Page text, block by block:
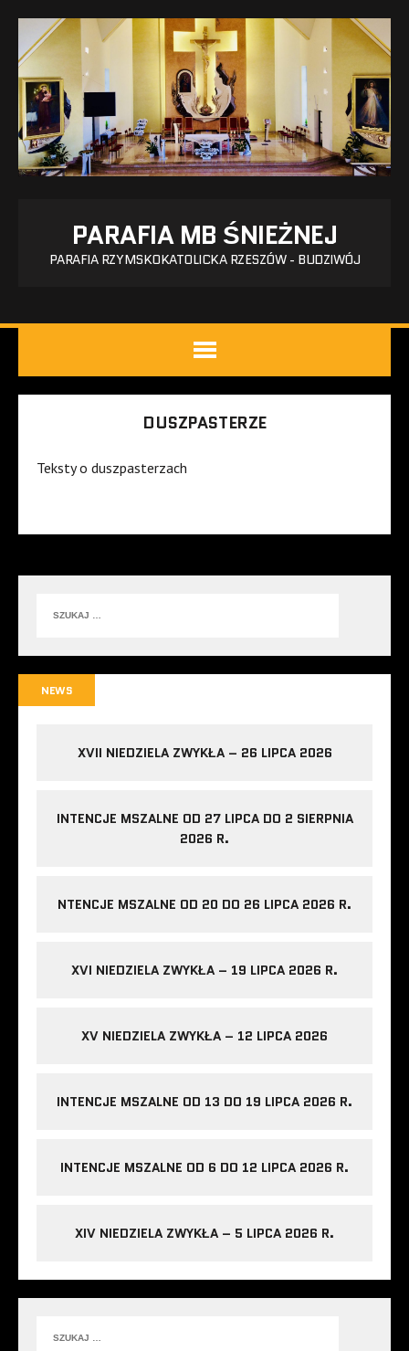
PARAFIA MB ŚNIEŻNEJ
PARAFIA RZYMSKOKATOLICKA RZESZÓW - BUDZIWÓJ
DUSZPASTERZE
Teksty o duszpasterzach
NEWS
XVII NIEDZIELA ZWYKŁA – 26 LIPCA 2026
INTENCJE MSZALNE OD 27 LIPCA DO 2 SIERPNIA
2026 R.
NTENCJE MSZALNE OD 20 DO 26 LIPCA 2026 R.
XVI NIEDZIELA ZWYKŁA – 19 LIPCA 2026 R.
XV NIEDZIELA ZWYKŁA – 12 LIPCA 2026
INTENCJE MSZALNE OD 13 DO 19 LIPCA 2026 R.
INTENCJE MSZALNE OD 6 DO 12 LIPCA 2026 R.
XIV NIEDZIELA ZWYKŁA – 5 LIPCA 2026 R.